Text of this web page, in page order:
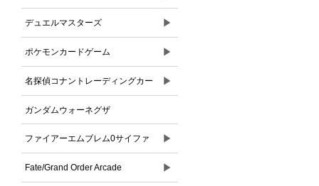
デュエルマスターズ ▶
ポケモンカードゲーム ▶
名探偵コナントレーディングカー
ドゲーム
▶
ガンダムウォーネグザ
ファイアーエムブレム0サイファ ▶
Fate/Grand Order Arcade ▶